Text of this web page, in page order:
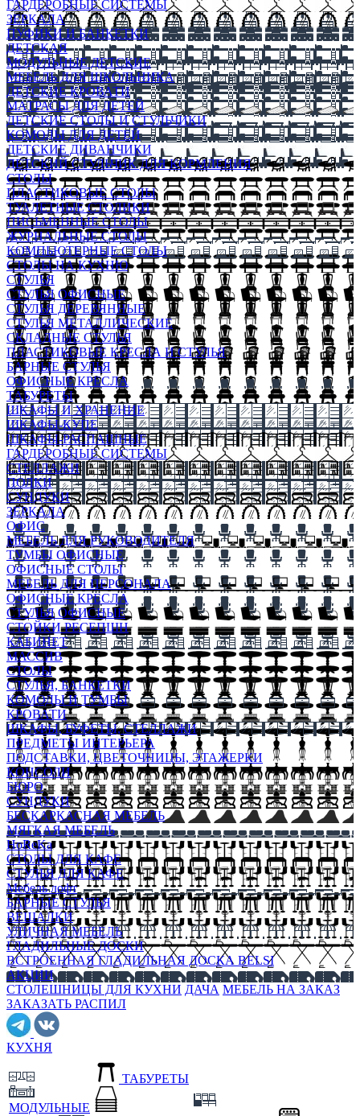
ГАРДЕРОБНЫЕ СИСТЕМЫ
ЗЕРКАЛА
ПУФИКИ И БАНКЕТКИ
ДЕТСКАЯ
МОДУЛЬНЫЕ ДЕТСКИЕ
МЕБЕЛЬ ДЛЯ ШКОЛЬНИКА
ДЕТСКИЕ КРОВАТИ
МАТРАСЫ ДЛЯ ДЕТЕЙ
ДЕТСКИЕ СТОЛЫ И СТУЛЬЧИКИ
КОМОДЫ ДЛЯ ДЕТЕЙ
ДЕТСКИЕ ДИВАНЧИКИ
ДЕТСКИЙ СТУЛЬЧИК ДЛЯ КОРМЛЕНИЯ
СТОЛЫ
ПЛАСТИКОВЫЕ СТОЛЫ
ТУАЛЕТНЫЕ СТОЛИКИ
ПИСЬМЕННЫЕ СТОЛЫ
ЖУРНАЛЬНЫЕ СТОЛЫ
КОМПЬЮТЕРНЫЕ СТОЛЫ
СТОЛЫ НА КУХНЮ
СТУЛЬЯ
СТУЛЬЯ ОФИСНЫЕ
СТУЛЬЯ ДЕРЕВЯННЫЕ
СТУЛЬЯ МЕТАЛЛИЧЕСКИЕ
СКЛАДНЫЕ СТУЛЬЯ
ПЛАСТИКОВЫЕ КРЕСЛА И СТУЛЬЯ
БАРНЫЕ СТУЛЬЯ
ОФИСНЫЕ КРЕСЛА
ТАБУРЕТЫ
ШКАФЫ И ХРАНЕНИЕ
ШКАФЫ-КУПЕ
ШКАФЫ-РАСПАШНЫЕ
ГАРДЕРОБНЫЕ СИСТЕМЫ
СТЕЛЛАЖИ
ПОЛКИ
СУНДУКИ
ЗЕРКАЛА
ОФИС
МЕБЕЛЬ ДЛЯ РУКОВОДИТЕЛЯ
ТУМБЫ ОФИСНЫЕ
ОФИСНЫЕ СТОЛЫ
МЕБЕЛЬ ДЛЯ ПЕРСОНАЛА
ОФИСНЫЕ КРЕСЛА
СТУЛЬЯ ОФИСНЫЕ
СТОЙКИ РЕСЕПШН
КАБИНЕТ
МАССИВ
СТОЛЫ
СТУЛЬЯ, БАНКЕТКИ
КОМОДЫ И ТУМБЫ
КРОВАТИ
ШКАФЫ, БУФЕТЫ, СТЕЛЛАЖИ
ПРЕДМЕТЫ ИНТЕРЬЕРА
ПОДСТАВКИ, ЦВЕТОЧНИЦЫ, ЭТАЖЕРКИ
КОНСОЛИ
БЮРО
СУНДУКИ
БЕСКАРКАСНАЯ МЕБЕЛЬ
МЯГКАЯ МЕБЕЛЬ
HoReKa
СТОЛЫ ДЛЯ КАФЕ
СТУЛЬЯ ДЛЯ КАФЕ
Мебель лофт
БАРНЫЕ СТУЛЬЯ
ВЕШАЛКИ
УЛИЧНАЯ МЕБЕЛЬ
ГЛАДИЛЬНЫЕ ДОСКИ
ВСТРОЕННАЯ ГЛАДИЛЬНАЯ ДОСКА BELSI
АКЦИИ
СТОЛЕШНИЦЫ ДЛЯ КУХНИ ДАЧА МЕБЕЛЬ НА ЗАКАЗ
ЗАКАЗАТЬ РАСПИЛ
КУХНЯ
МОДУЛЬНЫЕ
ТАБУРЕТЫ